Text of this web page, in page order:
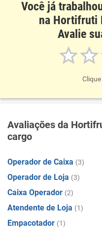
Você já
na Hortifruti
Avalie
Avaliações da
cargo
Operador de Caixa (3)
Operador de Loja (3)
Caixa Operador (2)
Atendente de Loja (1)
Empacotador (1)